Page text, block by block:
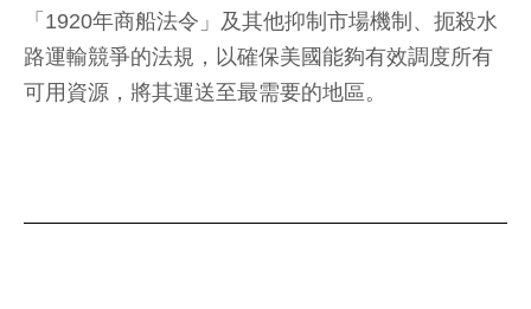
「1920年商船法令」及其他抑制市場機制、扼殺水
路運輸競爭的法規，以確保美國能夠有效調度所有
可用資源，將其運送至最需要的地區。